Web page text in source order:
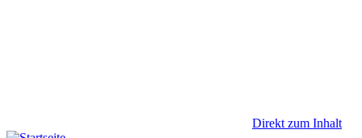
Direkt zum Inhalt